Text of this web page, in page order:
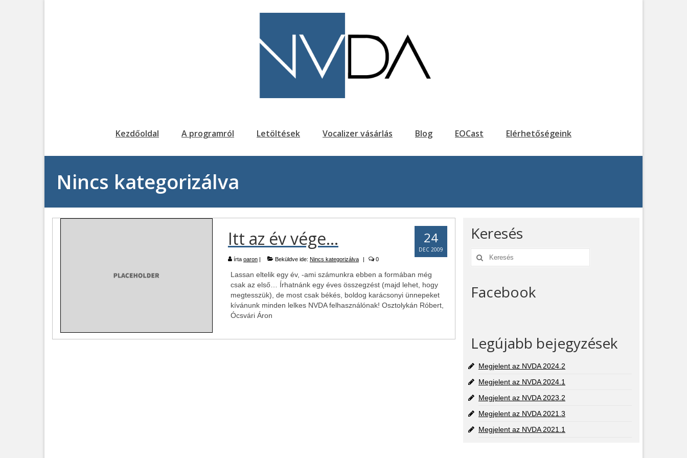
Kezdőoldal A programról Letöltések Vocalizer vásárlás Blog EOCast Elérhetőségeink
Nincs kategorizálva
24
DEC 2009
Itt az év vége…
írta oaron| Beküldve ide: Nincs kategorizálva | 0
Lassan eltelik egy év, -ami számunkra ebben a formában még
csak az első… Írhatnánk egy éves összegzést (majd lehet, hogy
megtesszük), de most csak békés, boldog karácsonyi ünnepeket
kívánunk minden lelkes NVDA felhasználónak! Osztolykán Róbert,
Ócsvári Áron
Keresés
Keresés:
Facebook
Legújabb bejegyzések
Megjelent az NVDA 2024.2
Megjelent az NVDA 2024.1
Megjelent az NVDA 2023.2
Megjelent az NVDA 2021.3
Megjelent az NVDA 2021.1